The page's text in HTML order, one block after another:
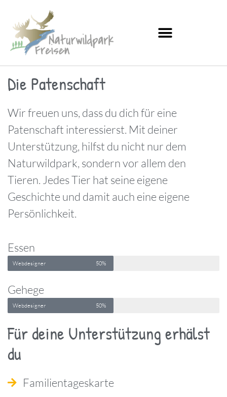
Die Patenschaft
Wir freuen uns, dass du dich für eine
Patenschaft interessierst. Mit deiner
Unterstützung, hilfst du nicht nur dem
Naturwildpark, sondern vor allem den
Tieren. Jedes Tier hat seine eigene
Geschichte und damit auch eine eigene
Persönlichkeit.
Essen
Webdesigner 50%
Gehege
Webdesigner 50%
Für deine Unterstützung erhälst
du
Familientageskarte